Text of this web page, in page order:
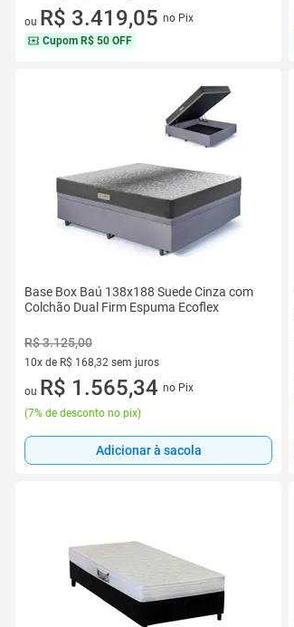
7 vez de R$ 488,44 sem juros
ou R$ 3.419,05 no Pix
Cupom R$ 50 OFF
Base Box Baú 138x188 Suede Cinza com
Colchão Dual Firm Espuma Ecoflex
R$ 3.125,00
10x de R$ 168,32 sem juros
10 vez de R$ 168,32 sem juros
ou R$ 1.565,34 no Pix
(7% de desconto no pix)
Adicionar à sacola